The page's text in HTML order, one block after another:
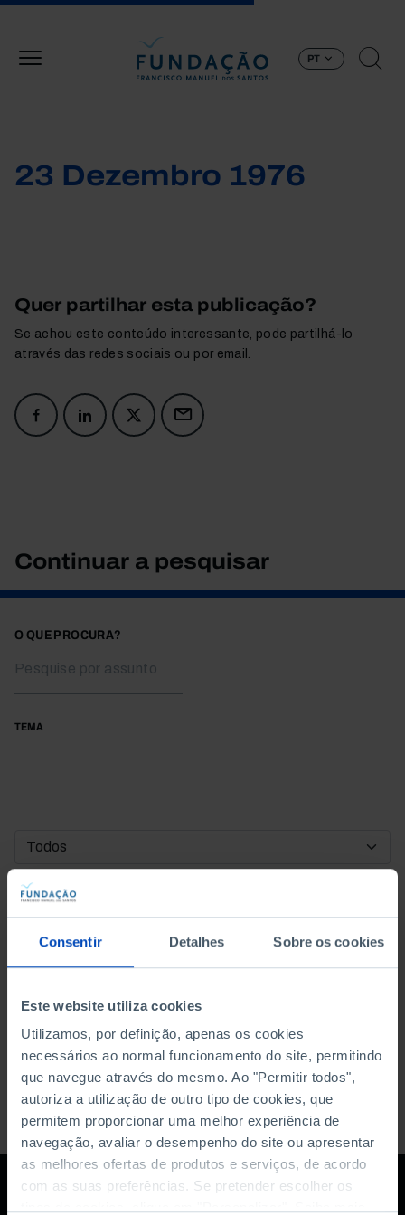
Consentir Detalhes Sobre os cookies
Este website utiliza cookies
Utilizamos, por definição, apenas os cookies
necessários ao normal funcionamento do site, permitindo
que navegue através do mesmo. Ao "Permitir todos",
autoriza a utilização de outro tipo de cookies, que
permitem proporcionar uma melhor experiência de
navegação, avaliar o desempenho do site ou apresentar
as melhores ofertas de produtos e serviços, de acordo
com as suas preferências. Se pretender escolher os
PT
23 Dezembro 1976
Quer partilhar esta publicação?
Se achou este conteúdo interessante, pode partilhá-lo
através das redes sociais ou por email.
Continuar a pesquisar
O QUE PROCURA?
TEMA
DATA DE INÍCIO
DATA DE FIM